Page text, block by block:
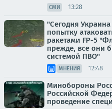
СМИ 13:28
"Сегодня
попытку
ракетами FP-5
прежде, все они
системой ПВО"
МНЕНИЯ 12:48
Минобороны
Российской
проведение